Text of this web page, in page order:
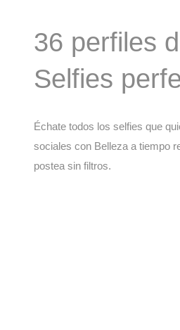
36 perfiles
Selfies
Échate todos los selfies que
sociales con Belleza a tiempo
postea sin filtros.